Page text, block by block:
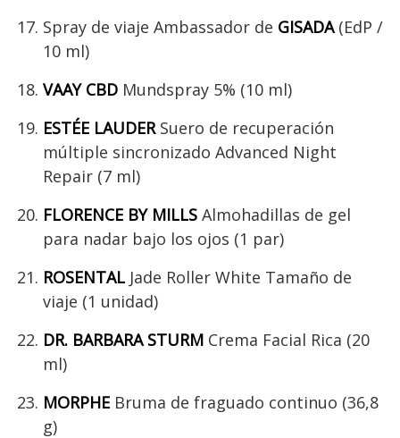
Spray de viaje Ambassador de GISADA(EdP /
10 ml)
VAAY CBD Mundspray 5% (10 ml)
ESTÉE LAUDERSuero de recuperación
múltiple sincronizado Advanced Night
Repair (7 ml)
FLORENCE BY MILLS Almohadillas de gel
para nadar bajo los ojos (1 par)
ROSENTAL Jade Roller White Tamaño de
viaje (1 unidad)
DR. BARBARA STURM Crema Facial Rica (20
ml)
MORPHE Bruma de fraguado continuo (36,8
g)